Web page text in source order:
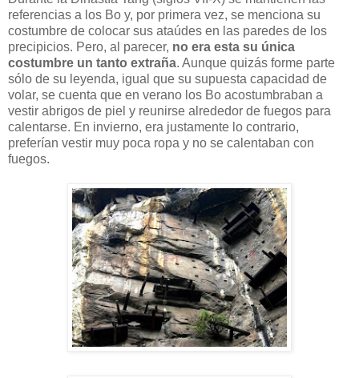
referencias a los Bo y, por primera vez, se menciona su
costumbre de colocar sus ataúdes en las paredes de los
precipicios. Pero, al parecer, no era esta su única
costumbre un tanto extraña. Aunque quizás forme parte
sólo de su leyenda, igual que su supuesta capacidad de
volar, se cuenta que en verano los Bo acostumbraban a
vestir abrigos de piel y reunirse alrededor de fuegos para
calentarse. En invierno, era justamente lo contrario,
preferían vestir muy poca ropa y no se calentaban con
fuegos.